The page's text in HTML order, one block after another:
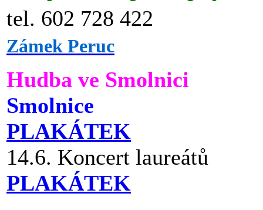
tel. 602 728 422
Zámek Peruc
Hudba ve Smolnici
Smolnice
PLAKÁTEK
14.6. Koncert laureátů
PLAKÁTEK